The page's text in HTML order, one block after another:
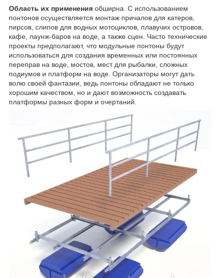
Область их применения обширна. С использованием
понтонов осуществляется монтаж причалов для катеров,
пирсов, слипов для водных мотоциклов, плавучих островов,
кафе, лаунж-баров на воде, а также сцен. Часто технические
проекты предполагают, что модульные понтоны будут
использоваться для создания временных или постоянных
переправ на воде, мостов, мест для рыбалки, сложных
подиумов и платформ на воде. Организаторы могут дать
волю своей фантазии, ведь понтоны обладают не только
хорошим качеством, но и дают возможность создавать
платформы разных форм и очертаний.